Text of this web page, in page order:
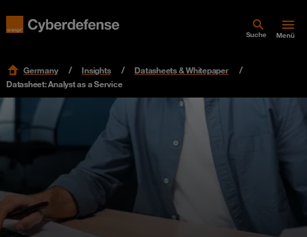
Suche Menü
Germany Insights
Datasheets & Whitepaper
Datasheet: Analyst as a Service